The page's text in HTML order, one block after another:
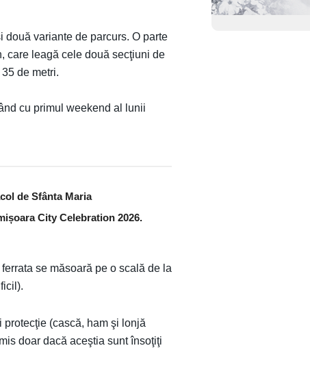
variante de parcurs. O parte
care leagă cele două secţiuni de
de metri.
cu primul weekend al lunii
de Sfânta Maria
City Celebration 2026.
se măsoară pe o scală de la
(cască, ham şi lonjă
doar dacă aceştia sunt însoţiţi